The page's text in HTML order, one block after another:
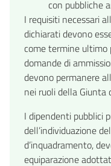
con pubbliche
I requisiti necessari
dichiarati devono
come termine ultimo
domande di
devono permanere
nei ruoli della Giunta
I dipendenti pubblici
dell’individuazione
d’inquadramento,
equiparazione